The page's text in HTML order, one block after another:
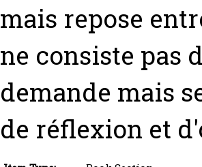
mais repose
ne consiste pas
demande mais
de réflexion et